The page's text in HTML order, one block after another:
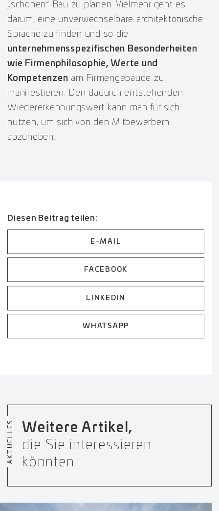
„schönen“ Bau zu planen. Vielmehr geht es
darum, eine unverwechselbare architektonische
Sprache zu finden und so die
unternehmensspezifischen Besonderheiten
wie Firmenphilosophie, Werte und
Kompetenzen am Firmengebäude zu
manifestieren. Den dadurch entstehenden
Wiedererkennungswert kann man für sich
nützen, um sich von den Mitbewerbern
abzuheben.
Diesen Beitrag teilen:
E-MAIL
FACEBOOK
LINKEDIN
WHATSAPP
AKTUELLES
Weitere Artikel,
die Sie interessieren
könnten